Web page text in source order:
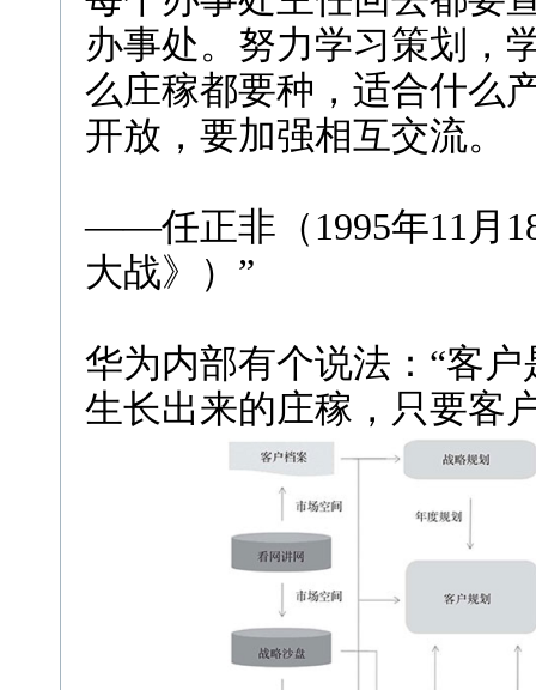
办事处。努力学习策划，
么庄稼都要种，适合什么
开放，要加强相互交流。
——任正非（1995年11月
大战》）”
华为内部有个说法：“客
生长出来的庄稼，只要客